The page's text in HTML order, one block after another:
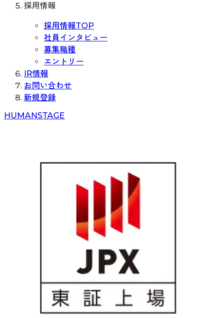
採用情報
採用情報TOP
社員インタビュー
募集職種
エントリー
IR情報
お問い合わせ
新規登録
HUMANSTAGE